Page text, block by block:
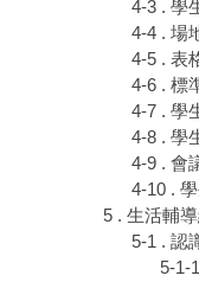
4-3 . 學
4-4 . 場
4-5 . 表
4-6 . 標
4-7 . 學
4-8 . 學
4-9 . 會
4-10 .
5 . 生活輔
5-1 . 認
5-1-